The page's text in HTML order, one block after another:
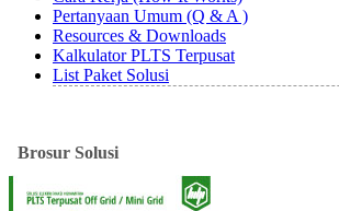
Pertanyaan Umum (Q & A )
Resources & Downloads
Kalkulator PLTS Terpusat
List Paket Solusi
Brosur Solusi